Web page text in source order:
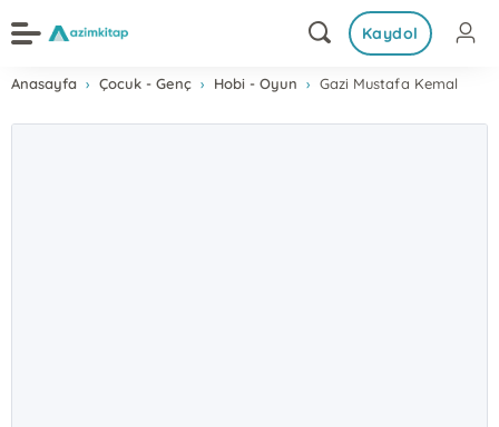
Kaydol
Anasayfa Çocuk - Genç Hobi - Oyun Gazi Mustafa Kemal